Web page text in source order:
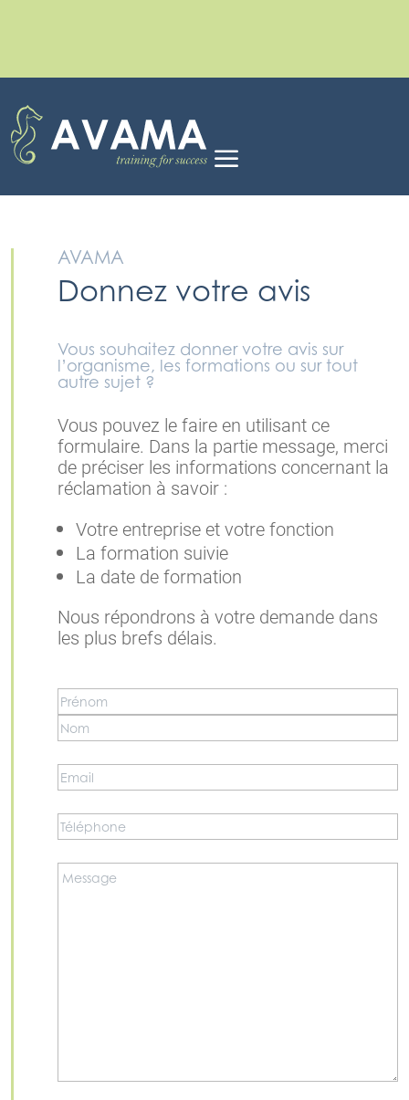
a
AVAMA
Donnez votre avis
Vous souhaitez donner votre avis sur
l’organisme, les formations ou sur tout
autre sujet ?
Vous pouvez le faire en utilisant ce
formulaire. Dans la partie message, merci
de préciser les informations concernant la
réclamation à savoir :
Votre entreprise et votre fonction
La formation suivie
La date de formation
Nous répondrons à votre demande dans
les plus brefs délais.
Nom*
Prénom
Email*
Téléphone*
Commentaire